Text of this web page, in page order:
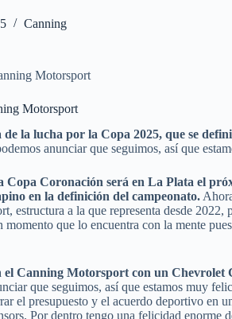
Canning
Motorsport
la lucha por la Copa 2025, que se
anunciar que seguimos, así que
Copa Coronación será en La Plata el
en la definición del campeonato.
estructura a la que representa desde
que lo encuentra con la mente
el Canning Motorsport con un Chevrolet
que seguimos, así que estamos muy
el presupuesto y el acuerdo deportivo en
Por dentro tengo una felicidad enorme